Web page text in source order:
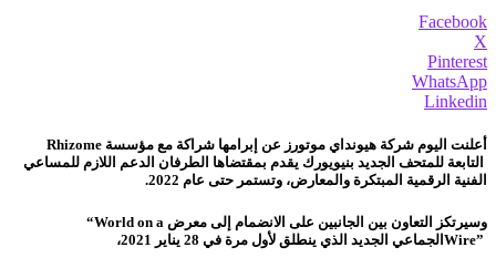
Facebook
X
Pinterest
WhatsApp
Linkedin
أعلنت اليوم شركة هيونداي موتورز عن إبرامها شراكة مع مؤسسة Rhizome
التابعة للمتحف الجديد بنيويورك يقدم بمقتضاها الطرفان الدعم اللازم للمساعي
الفنية الرقمية المبتكرة والمعارض، وتستمر حتى عام 2022.
وسيرتكز التعاون بين الجانبين على الانضمام إلى معرض “World on a
Wire” الجماعي الجديد الذي ينطلق لأول مرة في 28 يناير 2021،